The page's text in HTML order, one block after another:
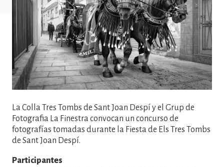
La Colla Tres Tombs de Sant Joan Despí y el Grup de
Fotografia La Finestra convocan un concurso de
fotografías tomadas durante la Fiesta de Els Tres Tombs
de Sant Joan Despí.
Participantes